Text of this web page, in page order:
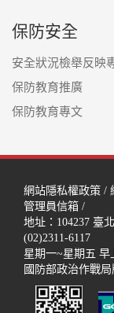
保防安全
安全狀況檢舉反映
保防教育推廣
保防教育專文
網站隱私權政策 /
管理員信箱 /
地址：104237 臺
(02)2311-6117
星期一~星期五 早
國防部政治作戰局